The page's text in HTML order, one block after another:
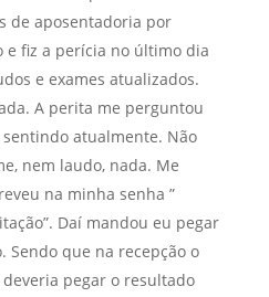
de aposentadoria por
e fiz a perícia no último dia
e exames atualizados.
A perita me perguntou
atualmente. Não
nem laudo, nada. Me
na minha senha ”
Daí mandou eu pegar
Sendo que na recepção o
pegar o resultado